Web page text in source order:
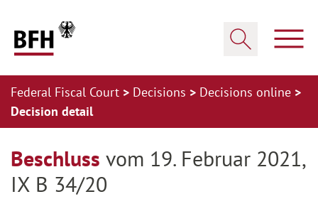
Federal Fiscal Court Decisions
Decisions online
Decision detail
Beschluss vom 19. Februar 2021,
IX B 34/20